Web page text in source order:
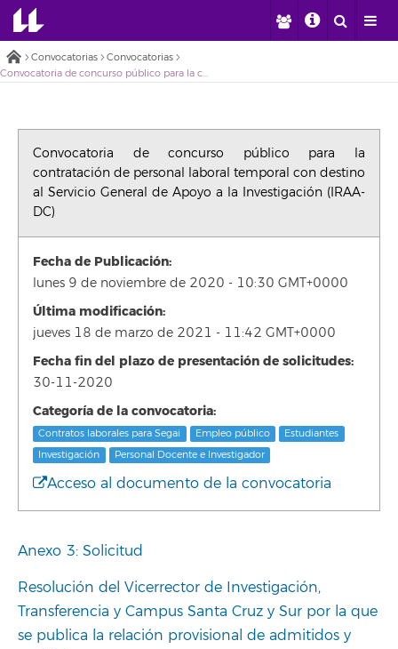
Convocatorias
Convocatorias
Convocatoria de concurso público para la contratación de personal laboral temporal con destino al Servicio General de Apoyo a la Investigación (IRAA-DC)
Convocatoria de concurso público para la
contratación de personal laboral temporal con destino
al Servicio General de Apoyo a la Investigación (IRAA-
DC)
Fecha de Publicación:
lunes 9 de noviembre de 2020 - 10:30 GMT+0000
Última modificación:
jueves 18 de marzo de 2021 - 11:42 GMT+0000
Fecha fin del plazo de presentación de solicitudes:
30-11-2020
Categoría de la convocatoria:
Contratos laborales para Segai Empleo público
Estudiantes
Investigación
Personal Docente e Investigador
Acceso al documento de la convocatoria
Anexo 3: Solicitud
Resolución del Vicerrector de Investigación,
Transferencia y Campus Santa Cruz y Sur por la que
se publica la relación provisional de admitidos y